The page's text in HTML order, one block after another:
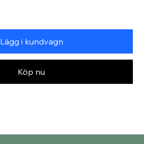
Lägg i kundvagn
Köp nu